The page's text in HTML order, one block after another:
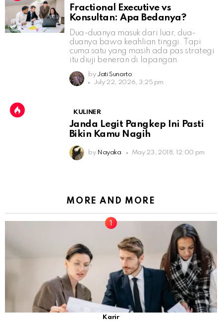
Fractional Executive vs
Konsultan: Apa Bedanya?
Dua-duanya masuk dari luar, dua-
duanya bawa keahlian tinggi. Tapi
cuma satu yang masih ada pas strategi
itu diuji beneran di lapangan.
by Jati Sunarto
July 22, 2026, 3:25 pm
KULINER
Janda Legit Pangkep Ini Pasti
Bikin Kamu Nagih
by Nayaka May 23, 2018, 12:00 pm
MORE AND MORE
Karir